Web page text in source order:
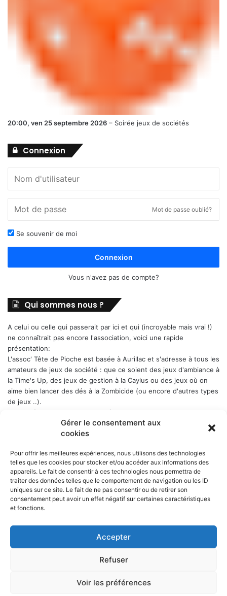
Gérer le consentement aux
cookies
Pour offrir les meilleures expériences, nous utilisons des technologies
telles que les cookies pour stocker et/ou accéder aux informations des
appareils. Le fait de consentir à ces technologies nous permettra de
traiter des données telles que le comportement de navigation ou les ID
uniques sur ce site. Le fait de ne pas consentir ou de retirer son
consentement peut avoir un effet négatif sur certaines caractéristiques
et fonctions.
Accepter
Refuser
Voir les préférences
20:00, ven 25 septembre 2026 – Soirée jeux de sociétés
Connexion
Mot de passe oublié?
Se souvenir de moi
Connexion
Vous n'avez pas de compte?
Qui sommes nous ?
A celui ou celle qui passerait par ici et qui (incroyable mais vrai !)
ne connaîtrait pas encore l'association, voici une rapide
présentation:
L'assoc' Tête de Pioche est basée à Aurillac et s'adresse à tous les
amateurs de jeux de société : que ce soient des jeux d'ambiance à
la Time's Up, des jeux de gestion à la Caylus ou des jeux où on
aime bien lancer des dés à la Zombicide (ou encore d'autres types
de jeux ..).
Les soirées-jeux sont ouvertes à tous (enfin quand même plutôt
aux adultes). Elles ont lieu chaque Week-end en alternance : 1er
samedi du mois, puis vendredi, puis samedi etc..., a Belbex (6
minuit...
La cotisation annuelle est de 10 € (mais le trésorier est indulgent
envers les curieux qui viennent une fois comme ça ...)Donc, si
cela vous dit, n'hésitez pas !
L'angle du jeu - 5 rue Marchande, 15000 Aurillac